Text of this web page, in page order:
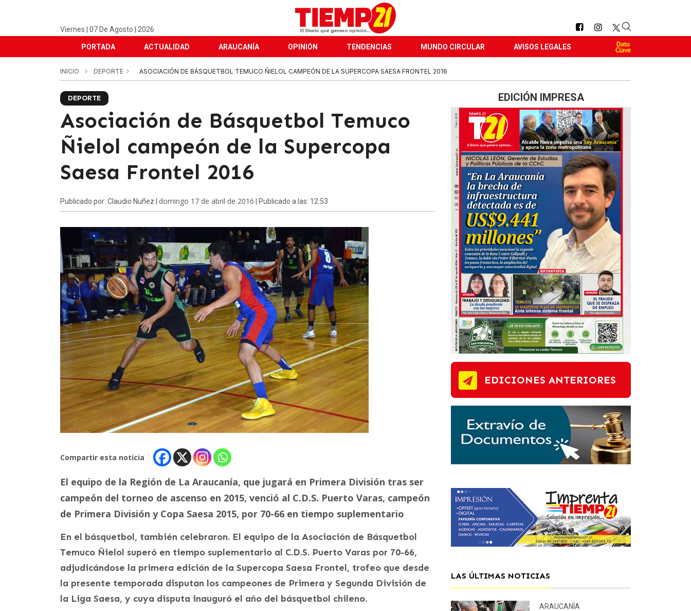
Viernes | 07 De Agosto | 2026
PORTADA ACTUALIDAD ARAUCANÍA OPINIÓN TENDENCIAS MUNDO CIRCULAR AVISOS LEGALES
INICIO DEPORTE ASOCIACIÓN DE BÁSQUETBOL TEMUCO ÑIELOL CAMPEÓN DE LA SUPERCOPA SAESA FRONTEL 2016
DEPORTE
Asociación de Básquetbol Temuco
Ñielol campeón de la Supercopa
Saesa Frontel 2016
Publicado por: Claudio Nuñez | domingo 17 de abril de 2016 | Publicado a las: 12:53
Compartir esta noticia
El equipo de la Región de La Araucanía, que jugará en Primera División tras ser
campeón del torneo de ascenso en 2015, venció al C.D.S. Puerto Varas, campeón
de Primera División y Copa Saesa 2015, por 70-66 en tiempo suplementario
En el básquetbol, también celebraron. El equipo de la Asociación de Básquetbol
Temuco Ñielol superó en tiempo suplementario al C.D.S. Puerto Varas por 70-66,
adjudicándose la primera edición de la Supercopa Saesa Frontel, trofeo que desde
la presente temporada disputan los campeones de Primera y Segunda División de
la Liga Saesa, y cuya disputa inauguró el año del básquetbol chileno.
EDICIÓN IMPRESA
EDICIONES ANTERIORES
LAS ÚLTIMAS NOTICIAS
ARAUCANÍA